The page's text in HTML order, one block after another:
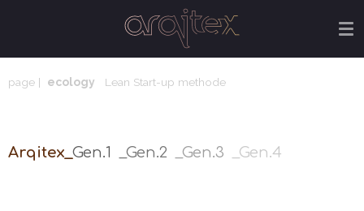
naar
de
page | ecology Lean Start-up methode
Arqitex_ Gen.1 _Gen.2 _Gen.3 _Gen.4